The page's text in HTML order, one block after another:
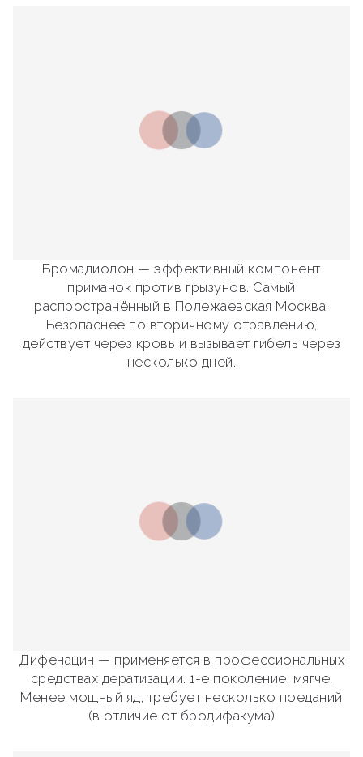
Бромадиолон — эффективный компонент
приманок против грызунов. Самый
распространённый в Полежаевская Москва.
Безопаснее по вторичному отравлению,
действует через кровь и вызывает гибель через
несколько дней.
Дифенацин — применяется в профессиональных
средствах дератизации. 1-е поколение, мягче,
Менее мощный яд, требует несколько поеданий
(в отличие от бродифакума)